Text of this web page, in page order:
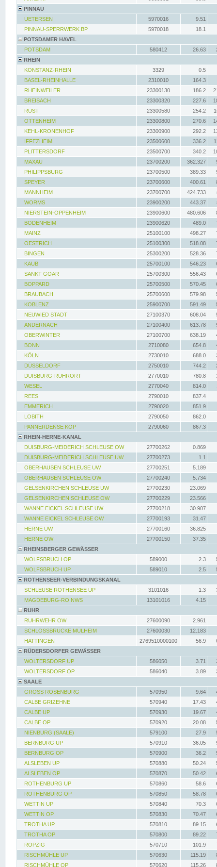
PINNAU
UETERSEN
5970016
9.51
PINNAU-SPERRWERK BP
5970018
18.1
POTSDAMER HAVEL
POTSDAM
580412 26.63
RHEIN
KONSTANZ-RHEIN
3329
0.5
BASEL-RHEINHALLE
2310010
164.3
RHEINWEILER
23300130 186.2
BREISACH
23300320 227.6
RUST
23300580 254.2
OTTENHEIM
23300800 270.6
KEHL-KRONENHOF
23300900 292.2
IFFEZHEIM
23500600 336.2
PLITTERSDORF
23500700 340.2
MAXAU
23700200 362.327
PHILIPPSBURG
23700500 389.33
SPEYER
23700600 400.61
MANNHEIM
23700700 424.733
WORMS
23900200 443.37
NIERSTEIN-OPPENHEIM
23900600 480.606
BODENHEIM
23900620 489.0
MAINZ
25100100 498.27
OESTRICH
25100300 518.08
BINGEN
25300200 528.36
KAUB
25700100 546.23
SANKT GOAR
25700300 556.43
BOPPARD
25700500 570.45
BRAUBACH
25700600 579.98
KOBLENZ
25900700 591.49
NEUWIED STADT
27100370 608.04
ANDERNACH
27100400 613.78
OBERWINTER
27100700 638.19
BONN
2710080 654.8
KÖLN
2730010 688.0
DÜSSELDORF
2750010 744.2
DUISBURG-RUHRORT
2770010 780.8
WESEL
2770040 814.0
REES
2790010
837.4
EMMERICH
2790020
851.9
LOBITH
2790050
862.0
PANNERDENSE KOP
2790060
867.3
RHEIN-HERNE-KANAL
DUISBURG-MEIDERICH SCHLEUSE OW
27700262
0.869
DUISBURG-MEIDERICH SCHLEUSE UW
27700273
1.1
OBERHAUSEN SCHLEUSE UW
27700251
5.189
OBERHAUSEN SCHLEUSE OW
27700240
5.734
GELSENKIRCHEN SCHLEUSE UW
27700230
23.069
GELSENKIRCHEN SCHLEUSE OW
27700229
23.566
WANNE EICKEL SCHLEUSE UW
27700218
30.907
WANNE EICKEL SCHLEUSE OW
27700193
31.47
HERNE UW
27700160
36.825
HERNE OW
27700150
37.35
RHEINSBERGER GEWÄSSER
WOLFSBRUCH OP
589000 2.3
WOLFSBRUCH UP
589010 2.5
ROTHENSEER-VERBINDUNGSKANAL
SCHLEUSE ROTHENSEE UP
3101016 1.3
MAGDEBURG-RO NWS
13101016
4.15
RUHR
RUHRWEHR OW
27600090
2.961
SCHLOSSBRÜCKE MÜLHEIM
27600030
12.183
HATTINGEN
2769510000100 56.9
RÜDERSDORFER GEWÄSSER
WOLTERSDORF UP
586050 3.71
WOLTERSDORF OP
586040 3.89
SAALE
GROSS ROSENBURG
570950 9.64
CALBE GRIZEHNE
570940 17.43
CALBE UP
570930 19.67
CALBE OP
570920 20.08
NIENBURG (SAALE)
579100 27.9
BERNBURG UP
570910 36.05
BERNBURG OP
570900 36.2
ALSLEBEN UP
570880 50.24
ALSLEBEN OP
570870 50.42
ROTHENBURG UP
570860 58.6
ROTHENBURG OP
570850 58.78
WETTIN UP
570840 70.3
WETTIN OP
570830 70.47
TROTHA UP
570810 89.15
TROTHA OP
570800 89.22
RÖPZIG
570710 101.9
RISCHMÜHLE UP
570630 115.19
RISCHMÜHLE OP
570620 115.26